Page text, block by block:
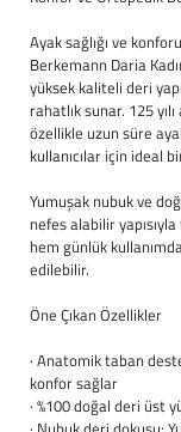
Ayak sağlığı ve
Berkemann Daria
yüksek kaliteli deri
rahatlık sunar. 125
özellikle uzun süre
kullanıcılar için ideal
Yumuşak nubuk ve
nefes alabilir
hem günlük
edilebilir.
Öne Çıkan Özellikler
· Anatomik taban
konfor sağlar
· %100 doğal deri üst